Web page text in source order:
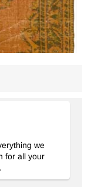
we
for all your